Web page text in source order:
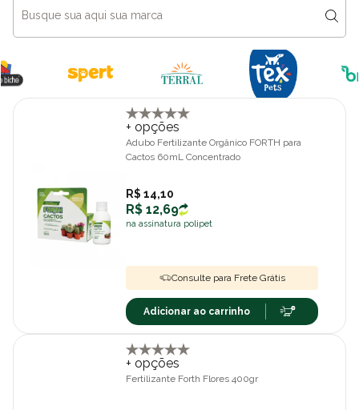
+ opções
Adubo Fertilizante Orgânico FORTH para
Cactos 60mL Concentrado
R$ 14,10
R$ 12,69
na assinatura polipet
Consulte para Frete Grátis
Adicionar ao carrinho
+ opções
Fertilizante Forth Flores 400gr